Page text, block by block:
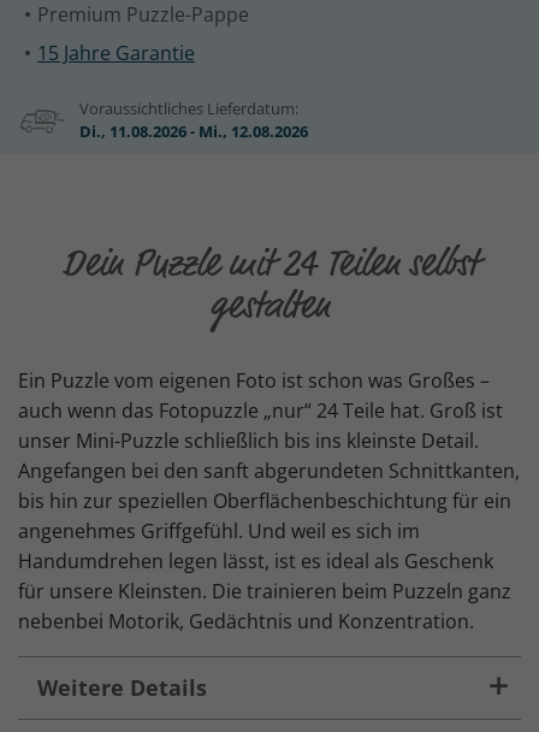
Premium Puzzle-Pappe
15 Jahre Garantie
Voraussichtliches Lieferdatum:
Di., 11.08.2026 - Mi., 12.08.2026
Dein Puzzle mit 24 Teilen selbst
gestalten
Ein Puzzle vom eigenen Foto ist schon was Großes –
auch wenn das Fotopuzzle „nur“ 24 Teile hat. Groß ist
unser Mini-Puzzle schließlich bis ins kleinste Detail.
Angefangen bei den sanft abgerundeten Schnittkanten,
bis hin zur speziellen Oberflächenbeschichtung für ein
angenehmes Griffgefühl. Und weil es sich im
Handumdrehen legen lässt, ist es ideal als Geschenk
für unsere Kleinsten. Die trainieren beim Puzzeln ganz
nebenbei Motorik, Gedächtnis und Konzentration.
Weitere Details